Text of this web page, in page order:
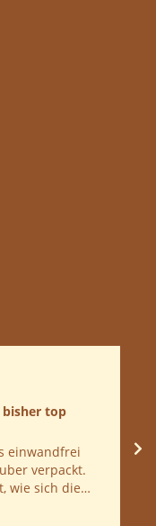
bisher top
einwandfrei
verpackt.
wie sich die